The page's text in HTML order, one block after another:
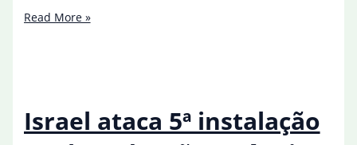
Guerra
vice-
presidente
Read More »
Israel ataca 5ª instalação